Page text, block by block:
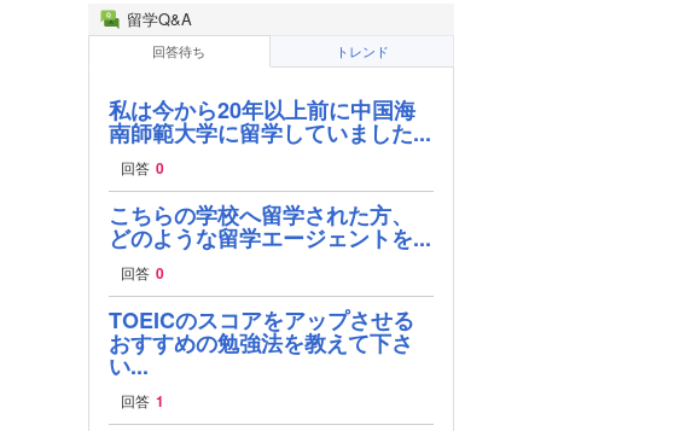
留学Q&A
回答待ち トレンド
私は今から20年以上前に中国海
南師範大学に留学していました...
回答 0
こちらの学校へ留学された方、
どのような留学エージェントを...
回答 0
TOEICのスコアをアップさせる
おすすめの勉強法を教えて下さ
い...
回答 1